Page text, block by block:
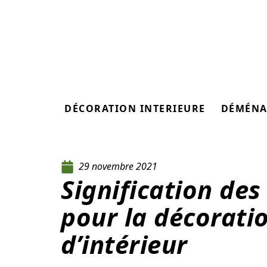
DÉCORATION INTERIEURE
29 novembre 2021
Signification
pour la
d’intérieur